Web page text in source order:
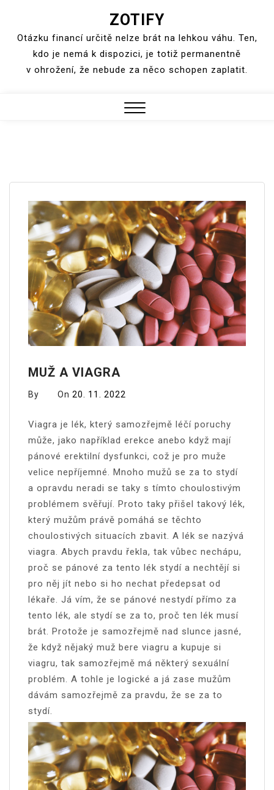
content
ZOTIFY
Otázku financí určitě nelze brát na lehkou váhu. Ten,
kdo je nemá k dispozici, je totiž permanentně
v ohrožení, že nebude za něco schopen zaplatit.
MUŽ A VIAGRA
By On 20. 11. 2022
Viagra je lék, který samozřejmě léčí poruchy
může, jako například erekce anebo když mají
pánové erektilní dysfunkci, což je pro muže
velice nepříjemné. Mnoho mužů se za to stydí
a opravdu neradi se taky s tímto choulostivým
problémem svěřují. Proto taky přišel takový lék,
který mužům právě pomáhá se těchto
choulostivých situacích zbavit. A lék se nazývá
viagra. Abych pravdu řekla, tak vůbec nechápu,
proč se pánové za tento lék stydí a nechtějí si
pro něj jít nebo si ho nechat předepsat od
lékaře. Já vím, že se pánové nestydí přímo za
tento lék, ale stydí se za to, proč ten lék musí
brát. Protože je samozřejmě nad slunce jasné,
že když nějaký muž bere viagru a kupuje si
viagru, tak samozřejmě má některý sexuální
problém. A tohle je logické a já zase mužům
dávám samozřejmě za pravdu, že se za to
stydí.